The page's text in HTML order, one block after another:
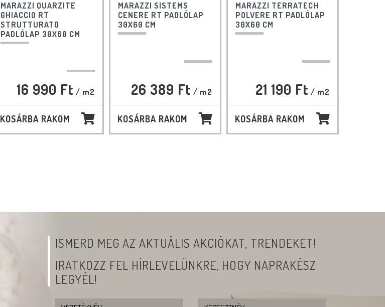
MARAZZI QUARZITE
GHIACCIO RT
STRUTTURATO
PADLÓLAP 30X60 CM
16 990 Ft / m2
KOSÁRBA RAKOM
MARAZZI SISTEMS
CENERE RT PADLÓLAP
30X60 CM
26 389 Ft / m2
KOSÁRBA RAKOM
MARAZZI TERRATECH
POLVERE RT PADLÓLAP
30X60 CM
21 190 Ft / m2
KOSÁRBA RAKOM
ISMERD MEG AZ AKTUÁLIS AKCIÓKAT, TRENDEKET!
IRATKOZZ FEL HÍRLEVELÜNKRE, HOGY NAPRAKÉSZ
LEGYÉL!